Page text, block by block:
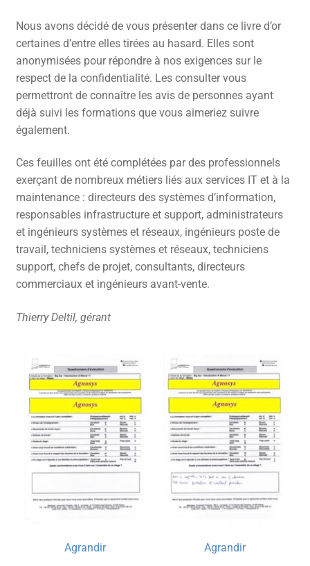
Nous avons décidé de vous présenter dans ce livre d’or
certaines d’entre elles tirées au hasard. Elles sont
anonymisées pour répondre à nos exigences sur le
respect de la confidentialité. Les consulter vous
permettront de connaître les avis de personnes ayant
déjà suivi les formations que vous aimeriez suivre
également.
Ces feuilles ont été complétées par des professionnels
exerçant de nombreux métiers liés aux services IT et à la
maintenance : directeurs des systèmes d’information,
responsables infrastructure et support, administrateurs
et ingénieurs systèmes et réseaux, ingénieurs poste de
travail, techniciens systèmes et réseaux, techniciens
support, chefs de projet, consultants, directeurs
commerciaux et ingénieurs avant-vente.
Thierry Deltil, gérant
Agrandir Agrandir